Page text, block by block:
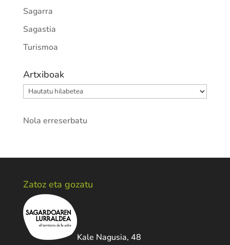
Sagarra
Sagastia
Turismoa
Artxiboak
Artxiboak
Nola erreserbatu
Zatoz eta gozatu
Kale Nagusia, 48